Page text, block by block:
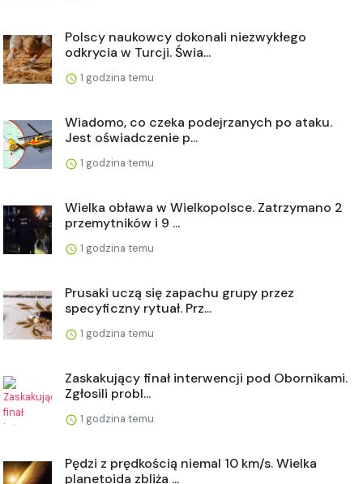
Polscy naukowcy dokonali niezwykłego
odkrycia w Turcji. Świa...
1 godzina temu
Wiadomo, co czeka podejrzanych po ataku.
Jest oświadczenie p...
1 godzina temu
Wielka obława w Wielkopolsce. Zatrzymano 2
przemytników i 9 ...
1 godzina temu
Prusaki uczą się zapachu grupy przez
specyficzny rytuał. Prz...
1 godzina temu
Zaskakujący finał interwencji pod Obornikami.
Zgłosili probl...
1 godzina temu
Pędzi z prędkością niemal 10 km/s. Wielka
planetoida zbliża ...